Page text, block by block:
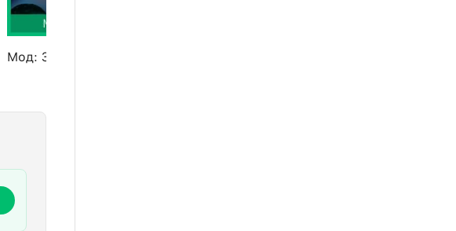
Мод: Защита от гриферов